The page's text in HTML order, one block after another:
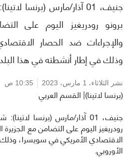
جنيف، 01 آذار/مارس (برنسا
برونو رودريغيز اليوم على
والإجراءات ضد الحصار
وذلك في إطار أنشطته في هذا
نشر الثلاثاء، 1 مارس، 2023 10:35 ص
(برنسا لاتينا)| القسم العربي
جنيف، 01 آذار/مارس (برنسا
رودريغيز اليوم على التضامن مع الجزيرة
الاقتصادي الأمريكي في سويسرا،
الأوروبي.